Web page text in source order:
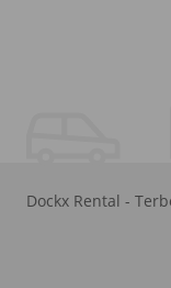
Dockx Rental -